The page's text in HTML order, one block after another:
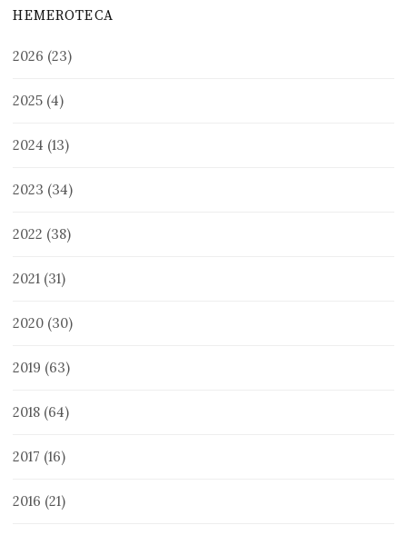
HEMEROTECA
2026 (23)
2025 (4)
2024 (13)
2023 (34)
2022 (38)
2021 (31)
2020 (30)
2019 (63)
2018 (64)
2017 (16)
2016 (21)